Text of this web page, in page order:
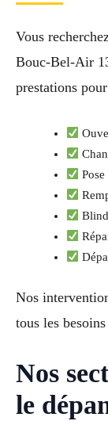
Vous
Bouc-Bel-Air
prestations
Nos
tous les
Nos
le